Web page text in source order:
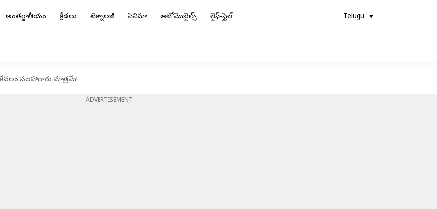
అంతర్జాతీయం క్రీడలు టెక్నాలజీ సినిమా ఆటోమొబైల్స్ లైఫ్-స్టైల్ Telugu
సలహాదారు మాత్రమే!
ADVERTISEMENT